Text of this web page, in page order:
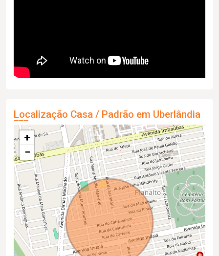
Localização Casa / Padrão em Uberlândia
+
−